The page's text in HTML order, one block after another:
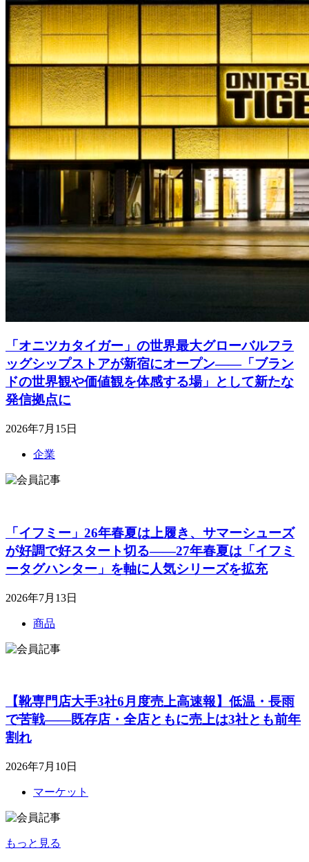
「オニツカタイガー」の世界最大グローバルフラ
ッグシップストアが新宿にオープン――「ブラン
ドの世界観や価値観を体感する場」として新たな
発信拠点に
2026年7月15日
企業
「イフミー」26年春夏は上履き、サマーシューズ
が好調で好スタート切る――27年春夏は「イフミ
ータグハンター」を軸に人気シリーズを拡充
2026年7月13日
商品
【靴専門店大手3社6月度売上高速報】低温・長雨
で苦戦――既存店・全店ともに売上は3社とも前年
割れ
2026年7月10日
マーケット
もっと見る